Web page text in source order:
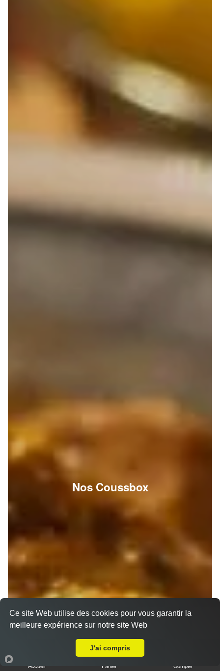
Nos Coussbox
Accueil Panier Compte
Ce site Web utilise des cookies pour vous garantir la
meilleure expérience sur notre site Web
J'ai compris